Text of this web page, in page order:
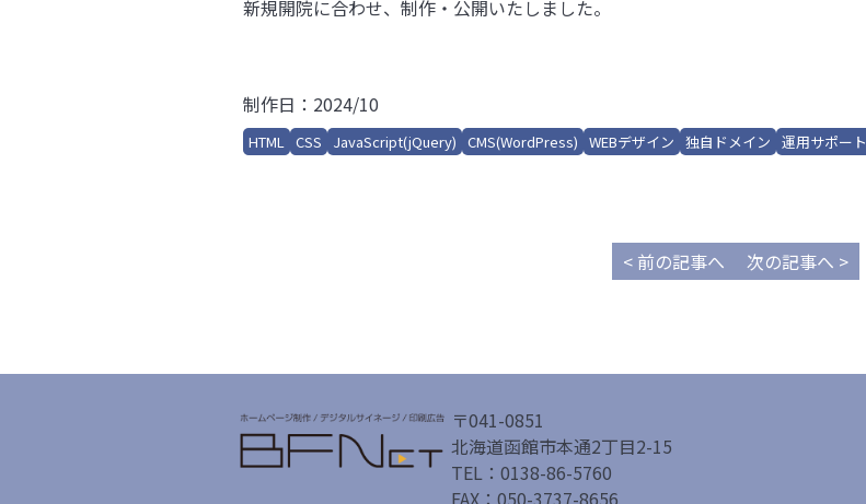
新規開院に合わせ、制作・公開いたしました。
制作日：2024/10
HTML CSS JavaScript(jQuery) CMS(WordPress) WEBデザイン 独自ドメイン 運用サポート
< 前の記事へ 次の記事へ >
〒041-0851
北海道函館市本通2丁目2-15
TEL：0138-86-5760
FAX：050-3737-8656